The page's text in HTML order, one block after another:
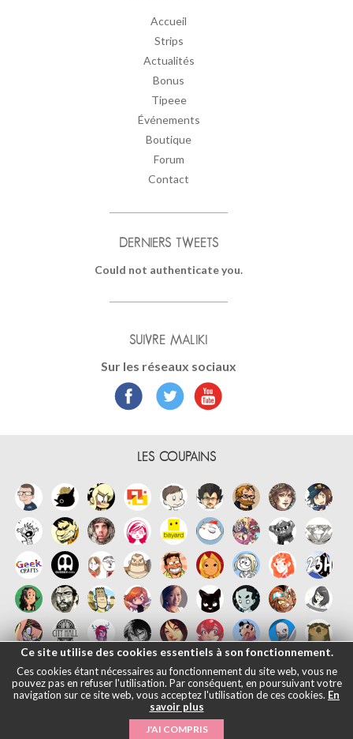
Accueil
Strips
Actualités
Bonus
Tipeee
Événements
Boutique
Forum
Contact
DERNIERS TWEETS
Could not authenticate you.
SUIVRE MALIKI
Sur les réseaux sociaux
LES COUPAINS
日本語|Mentions légales
2026
Ce site utilise des cookies essentiels à son fonctionnement.
Ces cookies étant nécessaires au fonctionnement du site web, vous ne
pouvez pas en refuser l'utilisation. Par conséquent, en poursuivant votre
navigation sur ce site web, vous acceptez l'utilisation de ces cookies. En
savoir plus
J'AI COMPRIS